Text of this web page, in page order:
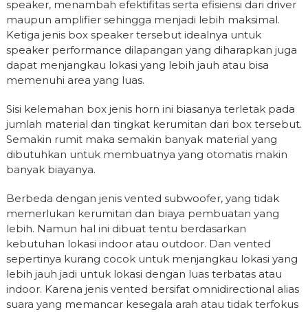
speaker, menambah efektifitas serta efisiensi dari driver
maupun amplifier sehingga menjadi lebih maksimal.
Ketiga jenis box speaker tersebut idealnya untuk
speaker performance dilapangan yang diharapkan juga
dapat menjangkau lokasi yang lebih jauh atau bisa
memenuhi area yang luas.
Sisi kelemahan box jenis horn ini biasanya terletak pada
jumlah material dan tingkat kerumitan dari box tersebut.
Semakin rumit maka semakin banyak material yang
dibutuhkan untuk membuatnya yang otomatis makin
banyak biayanya.
Berbeda dengan jenis vented subwoofer, yang tidak
memerlukan kerumitan dan biaya pembuatan yang
lebih. Namun hal ini dibuat tentu berdasarkan
kebutuhan lokasi indoor atau outdoor. Dan vented
sepertinya kurang cocok untuk menjangkau lokasi yang
lebih jauh jadi untuk lokasi dengan luas terbatas atau
indoor. Karena jenis vented bersifat omnidirectional alias
suara yang memancar kesegala arah atau tidak terfokus